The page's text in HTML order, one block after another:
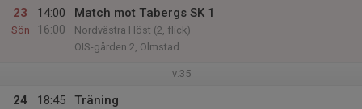
23
Sön
14:00
16:00
Match mot Tabergs SK 1
Nordvästra Höst (2, flick)
ÖIS-gården 2, Ölmstad
v.35
24
18:45
Träning